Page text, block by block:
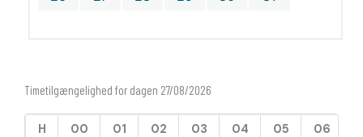
Timetilgængelighed for dagen 27/08/2026
H 00 01 02 03 04 05 06